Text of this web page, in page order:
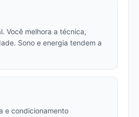
Você melhora a técnica,
Sono e energia tendem a
e condicionamento